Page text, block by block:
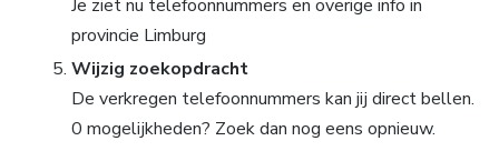
Je ziet nu telefoonnummers en overige info in
provincie Limburg
Wijzig zoekopdracht
De verkregen telefoonnummers kan jij direct bellen.
0 mogelijkheden? Zoek dan nog eens opnieuw.